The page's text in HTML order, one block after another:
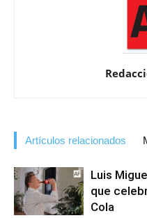
Artículos relacionados
Luis
que
Cola